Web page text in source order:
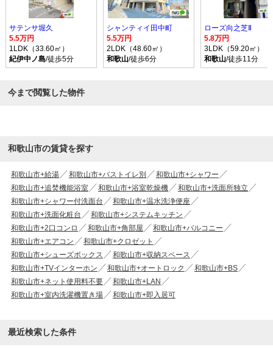
サテンサ堀久
5.5万円
1LDK（33.60㎡）
紀伊中ノ島/徒歩5分
シャンティイ田中町
5.5万円
2LDK（48.60㎡）
和歌山/徒歩6分
ローズ向之芝Ⅱ
5.8万円
3LDK（59.20㎡）
和歌山/徒歩11分
今まで閲覧した物件
和歌山市の賃貸を探す
和歌山市+給湯 和歌山市+バストイレ別
和歌山市+シャワー
和歌山市+追焚機能浴室
和歌山市+浴室乾燥機
和歌山市+洗面所独立
和歌山市+シャワー付洗面台
和歌山市+温水洗浄便座
和歌山市+洗面化粧台
和歌山市+システムキッチン
和歌山市+2口コンロ
和歌山市+角部屋
和歌山市+バルコニー
和歌山市+エアコン
和歌山市+クロゼット
和歌山市+シューズボックス
和歌山市+収納スペース
和歌山市+TVインターホン
和歌山市+オートロック
和歌山市+BS
和歌山市+ネット使用料不要
和歌山市+LAN
和歌山市+室内洗濯機置き場
和歌山市+即入居可
最近検索した条件